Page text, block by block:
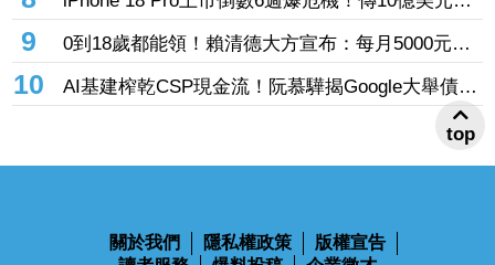
片卡封裝「躺在廠房」 恐面臨庫存不足
9
0到18歲都能領！賴清德大方宣布：每月5000元成
長津貼 婚、產假全面加碼
10
AI基建榨乾CSP現金流！阮慕驊揭Google大舉債衝
擊
關於我們 隱私權政策
版權宣告
top